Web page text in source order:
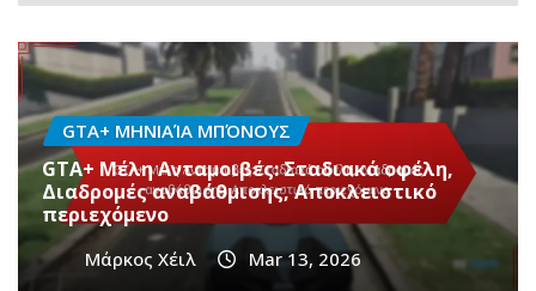
GTA+ ΜΗΝΙΑΊΑ ΜΠΌΝΟΥΣ
GTA+ Μέλη Ανταμοιβές: Σταδιακά οφέλη,
Διαδρομές αναβάθμισης, Αποκλειστικό
περιεχόμενο
Μάρκος Χέιλ Mar 13, 2026